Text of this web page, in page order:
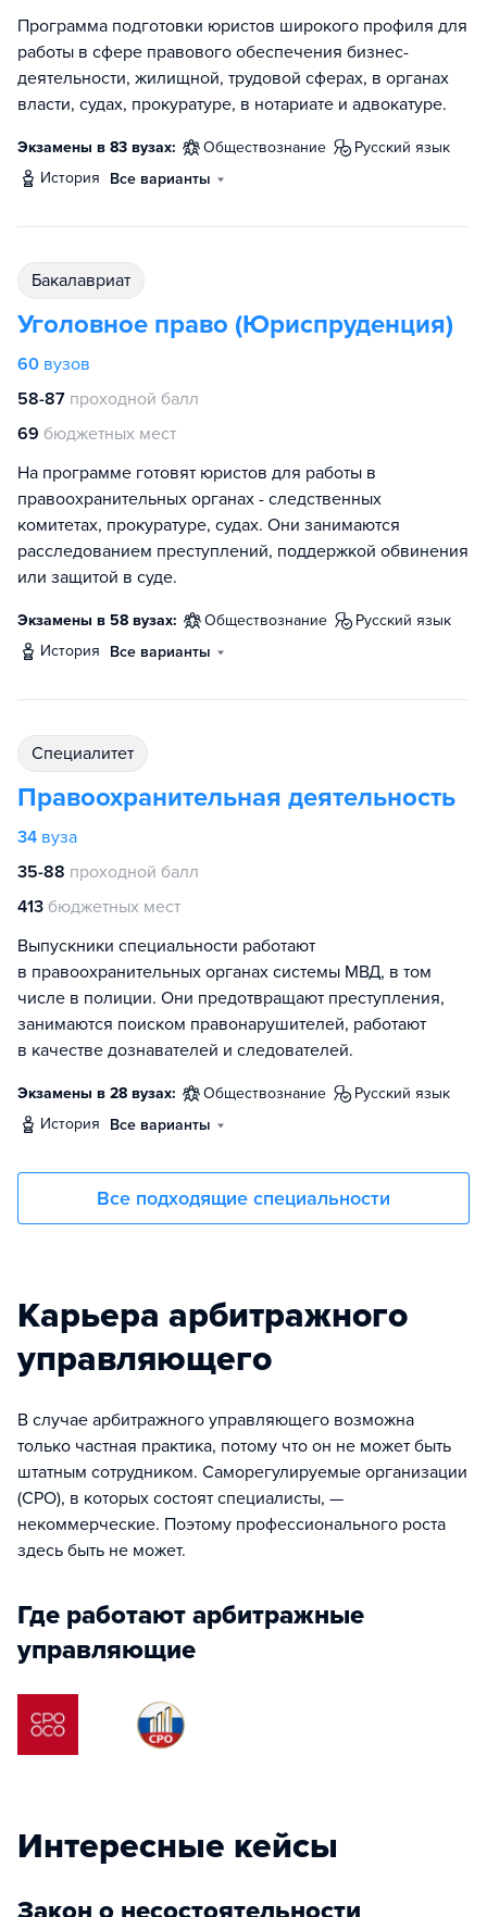
Программа подготовки юристов широкого профиля для
работы в сфере правового обеспечения бизнес-
деятельности, жилищной, трудовой сферах, в органах
власти, судах, прокуратуре, в нотариате и адвокатуре.
Экзамены в 83 вузах: обществознание
русский язык
история
Все варианты
бакалавриат
Уголовное право (Юриспруденция)
60 вузов
58-87 проходной балл
69 бюджетных мест
На программе готовят юристов для работы в
правоохранительных органах - следственных
комитетах, прокуратуре, судах. Они занимаются
расследованием преступлений, поддержкой обвинения
или защитой в суде.
Экзамены в 58 вузах: обществознание
русский язык
история
Все варианты
специалитет
Правоохранительная деятельность
34 вуза
35-88 проходной балл
413 бюджетных мест
Выпускники специальности работают
в правоохранительных органах системы МВД, в том
числе в полиции. Они предотвращают преступления,
занимаются поиском правонарушителей, работают
в качестве дознавателей и следователей.
Экзамены в 28 вузах: обществознание
русский язык
история
Все варианты
Все подходящие специальности
Карьера арбитражного
управляющего
В случае арбитражного управляющего возможна
только частная практика, потому что он не может быть
штатным сотрудником. Саморегулируемые организации
(СРО), в которых состоят специалисты, —
некоммерческие. Поэтому профессионального роста
здесь быть не может.
Где работают арбитражные
управляющие
Интересные кейсы